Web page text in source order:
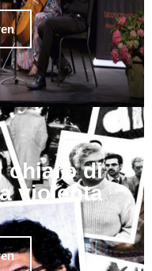
chiaro di
violenta